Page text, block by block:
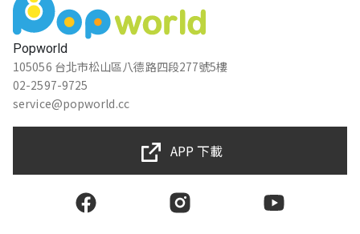
Popworld
105056 台北市松山區八德路四段277號5樓
02-2597-9725
service@popworld.cc
APP 下載